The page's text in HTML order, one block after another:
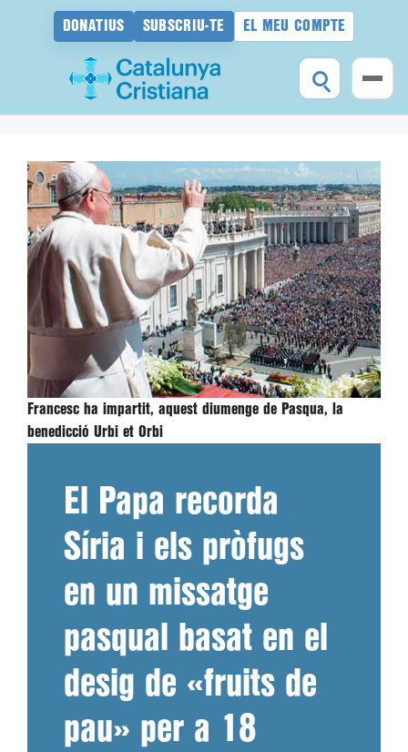
DONATIUS SUBSCRIU-TE EL MEU COMPTE
contingut
Francesc ha impartit, aquest diumenge de Pasqua, la
benedicció Urbi et Orbi
El Papa recorda
Síria i els pròfugs
en un missatge
pasqual basat en el
desig de «fruits de
pau» per a 18